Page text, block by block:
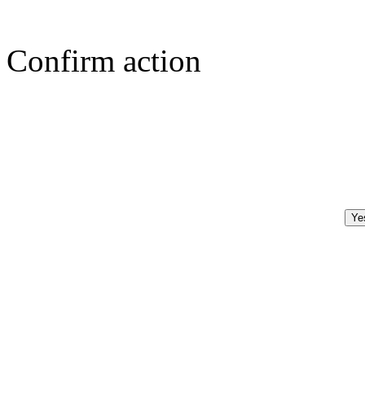
Confirm action